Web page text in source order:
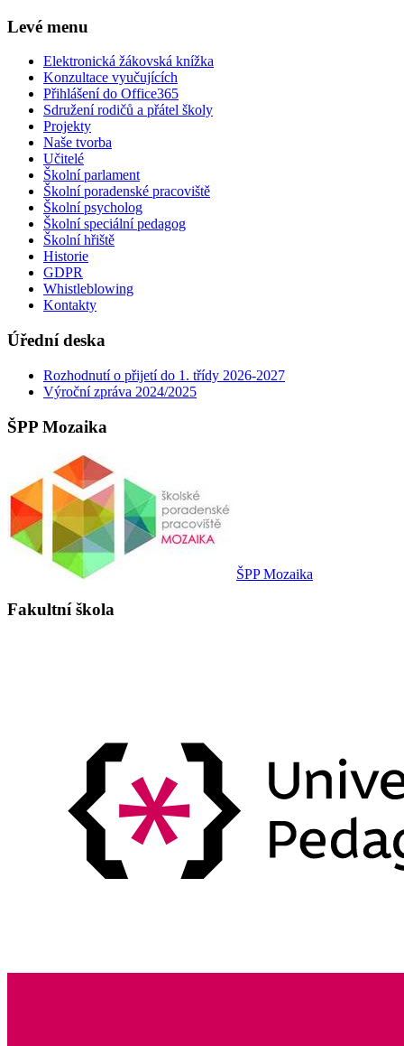
Levé menu
Elektronická žákovská knížka
Konzultace vyučujících
Přihlášení do Office365
Sdružení rodičů a přátel školy
Projekty
Naše tvorba
Učitelé
Školní parlament
Školní poradenské pracoviště
Školní psycholog
Školní speciální pedagog
Školní hřiště
Historie
GDPR
Whistleblowing
Kontakty
Úřední deska
Rozhodnutí o přijetí do 1. třídy 2026-2027
Výroční zpráva 2024/2025
ŠPP Mozaika
ŠPP Mozaika
Fakultní škola